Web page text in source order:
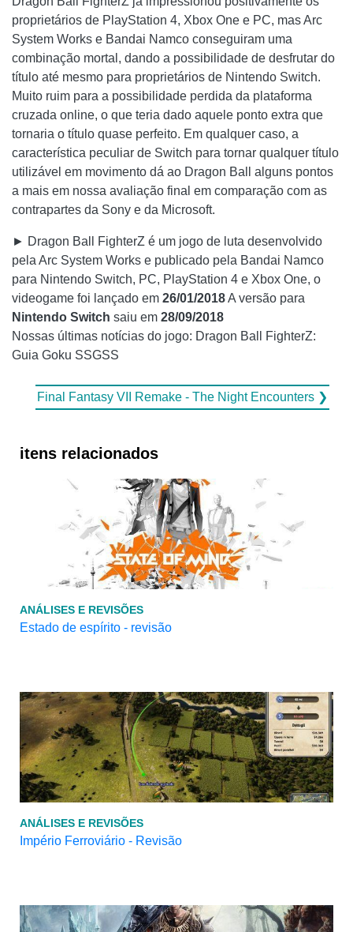
proprietários de PlayStation 4, Xbox One e PC, mas Arc
System Works e Bandai Namco conseguiram uma
combinação mortal, dando a possibilidade de desfrutar do
título até mesmo para proprietários de Nintendo Switch.
Muito ruim para a possibilidade perdida da plataforma
cruzada online, o que teria dado aquele ponto extra que
tornaria o título quase perfeito. Em qualquer caso, a
característica peculiar de Switch para tornar qualquer título
utilizável em movimento dá ao Dragon Ball alguns pontos
a mais em nossa avaliação final em comparação com as
contrapartes da Sony e da Microsoft.
► Dragon Ball FighterZ é um jogo de luta desenvolvido
pela Arc System Works e publicado pela Bandai Namco
para Nintendo Switch, PC, PlayStation 4 e Xbox One, o
videogame foi lançado em 26/01/2018A versão para
Nintendo Switch saiu em 28/09/2018
Nossas últimas notícias do jogo: Dragon Ball FighterZ:
Guia Goku SSGSS
Final Fantasy VII Remake - The Night Encounters ❯
itens relacionados
ANÁLISES E REVISÕES
Estado de espírito - revisão
ANÁLISES E REVISÕES
Império Ferroviário - Revisão